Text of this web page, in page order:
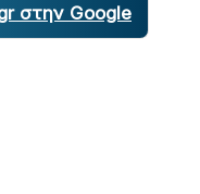
στην Google